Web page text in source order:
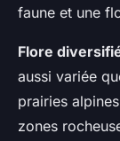
faune et une
Flore
aussi variée
prairies
zones